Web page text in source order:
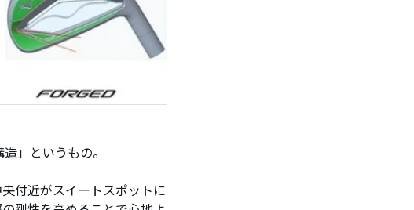
」というもの。
付近がスイートスポットに